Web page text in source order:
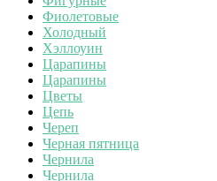
Фиолетовые
Холодный
Хэллоуин
Царапины
Царапины
Цветы
Цепь
Череп
Черная пятница
Чернила
Чернила